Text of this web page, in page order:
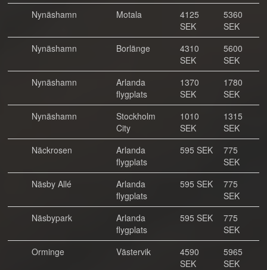
Nynäshamn
Motala
4125
SEK
5360
SEK
Nynäshamn
Borlänge
4310
SEK
5600
SEK
Nynäshamn
Arlanda
flygplats
1370
SEK
1780
SEK
Nynäshamn
Stockholm
City
1010
SEK
1315
SEK
Näckrosen
Arlanda
flygplats
595 SEK
775
SEK
Näsby Allé
Arlanda
flygplats
595 SEK
775
SEK
Näsbypark
Arlanda
flygplats
595 SEK
775
SEK
Orminge
Västervik
4590
SEK
5965
SEK